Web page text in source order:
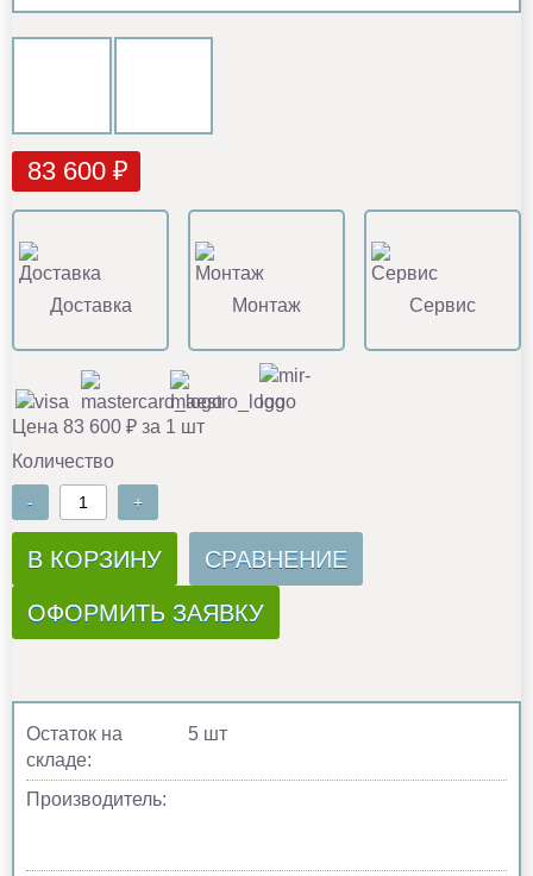
83 600 ₽
Доставка Монтаж Сервис
Цена 83 600 ₽ за 1 шт
Количество
- +
В КОРЗИНУ СРАВНЕНИЕ
ОФОРМИТЬ ЗАЯВКУ
Остаток на
складе:
5 шт
Производитель: